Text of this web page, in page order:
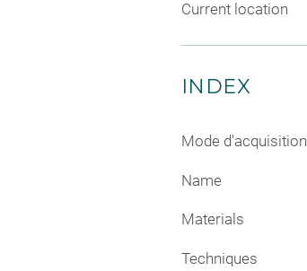
Current location
INDEX
Mode d'acquisition
Name
Materials
Techniques